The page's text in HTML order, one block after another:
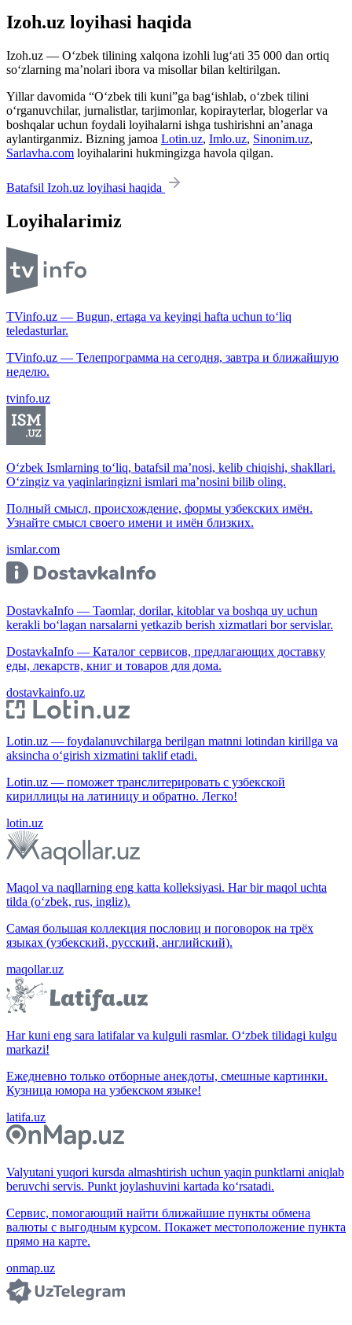
Izoh.uz loyihasi haqida
Izoh.uz — O‘zbek tilining xalqona izohli lug‘ati 35 000 dan ortiq
so‘zlarning ma’nolari ibora va misollar bilan keltirilgan.
Yillar davomida “O‘zbek tili kuni”ga bag‘ishlab, o‘zbek tilini
o‘rganuvchilar, jurnalistlar, tarjimonlar, kopirayterlar, blogerlar va
boshqalar uchun foydali loyihalarni ishga tushirishni an’anaga
aylantirganmiz. Bizning jamoa Lotin.uz, Imlo.uz, Sinonim.uz,
Sarlavha.com loyihalarini hukmingizga havola qilgan.
Batafsil Izoh.uz loyihasi haqida
Loyihalarimiz
TVinfo.uz — Bugun, ertaga va keyingi hafta uchun to‘liq
teledasturlar.
TVinfo.uz — Телепрограмма на сегодня, завтра и ближайшую
неделю.
tvinfo.uz
O‘zbek Ismlarning to‘liq, batafsil ma’nosi, kelib chiqishi, shakllari.
O‘zingiz va yaqinlaringizni ismlari ma’nosini bilib oling.
Полный смысл, происхождение, формы узбекских имён.
Узнайте смысл своего имени и имён близких.
ismlar.com
DostavkaInfo — Taomlar, dorilar, kitoblar va boshqa uy uchun
kerakli bo‘lagan narsalarni yetkazib berish xizmatlari bor servislar.
DostavkaInfo — Каталог сервисов, предлагающих доставку
еды, лекарств, книг и товаров для дома.
dostavkainfo.uz
Lotin.uz — foydalanuvchilarga berilgan matnni lotindan kirillga va
aksincha o‘girish xizmatini taklif etadi.
Lotin.uz — поможет транслитерировать с узбекской
кириллицы на латиницу и обратно. Легко!
lotin.uz
Maqol va naqllarning eng katta kolleksiyasi. Har bir maqol uchta
tilda (o‘zbek, rus, ingliz).
Самая большая коллекция пословиц и поговорок на трёх
языках (узбекский, русский, английский).
maqollar.uz
Har kuni eng sara latifalar va kulguli rasmlar. O‘zbek tilidagi kulgu
markazi!
Ежедневно только отборные анекдоты, смешные картинки.
Кузница юмора на узбекском языке!
latifa.uz
Valyutani yuqori kursda almashtirish uchun yaqin punktlarni aniqlab
beruvchi servis. Punkt joylashuvini kartada ko‘rsatadi.
Сервис, помогающий найти ближайшие пункты обмена
валюты с выгодным курсом. Покажет местоположение пункта
прямо на карте.
onmap.uz